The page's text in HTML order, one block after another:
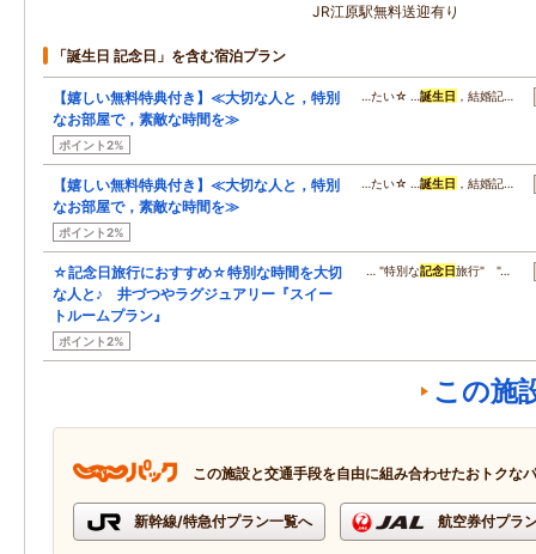
JR江原駅無料送迎有り
「誕生日 記念日」を含む宿泊プラン
【嬉しい無料特典付き】≪大切な人と，特別
なお部屋で，素敵な時間を≫
ポイント2%
…たい☆ …誕生日 ，結婚記…
【嬉しい無料特典付き】≪大切な人と，特別
なお部屋で，素敵な時間を≫
ポイント2%
…たい☆ …誕生日 ，結婚記…
☆記念日旅行におすすめ☆特別な時間を大切
な人と♪ 井づつやラグジュアリー『スイー
トルームプラン』
ポイント2%
… "特別な記念日旅行" "…
この施
この施設と交通手段を自由に組み合わせたおトクな
新幹線/特急付プラン一覧へ 航空券付プラ